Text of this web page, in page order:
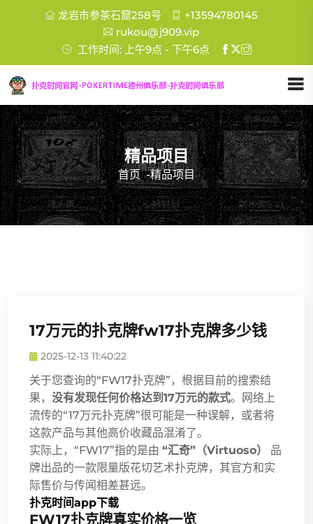
龙岩市参茶石窟258号
+13594780145
rukou@j909.vip
工作时间: 上午9点 - 下午6点
精品项目
首页 -精品项目
17万元的扑克牌fw17扑克牌多少钱
2025-12-13 11:40:22
关于您查询的“FW17扑克牌”，根据目前的搜索结
果， 没有发现任何价格达到17万元的款式。网络上
流传的“17万元扑克牌”很可能是一种误解，或者将
这款产品与其他高价收藏品混淆了。
实际上，“FW17”指的是由 “汇奇”（Virtuoso）
品
牌出品的一款限量版花切艺术扑克牌，其官方和实
际售价与传闻相差甚远。
扑克时间app下载
FW17扑克牌真实价格一览